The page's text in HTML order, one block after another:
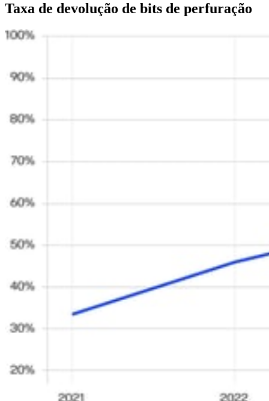
Taxa de devolução de bits de perfuração